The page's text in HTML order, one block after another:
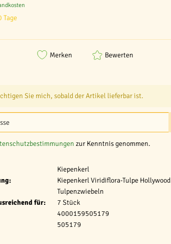
Sie mich, sobald der Artikel lieferbar ist.
zur Kenntnis genommen.
Kiepenkerl
Kiepenkerl Viridiflora-Tulpe Hollywood
Tulpenzwiebeln
für:
7 Stück
4000159505179
505179
Tage
Merken Bewerten